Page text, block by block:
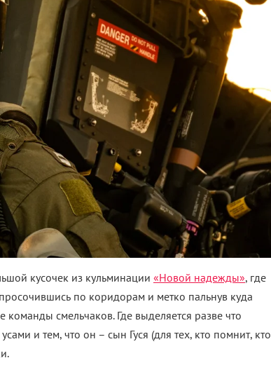
кусочек из кульминации «Новой надежды», где
по коридорам и метко пальнув куда
смельчаков. Где выделяется разве что
и тем, что он – сын Гуся (для тех, кто помнит, кто